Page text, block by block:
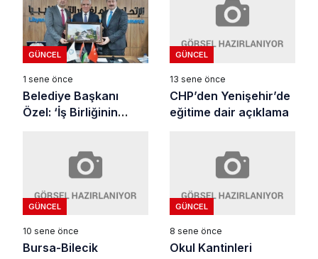
GÜNCEL
1 sene önce
Belediye Başkanı
Özel: ‘İş Birliğinin
GÜNCEL
13 sene önce
CHP’den Yenişehir’de
eğitime dair açıklama
GÜNCEL
10 sene önce
Bursa-Bilecik
GÜNCEL
8 sene önce
Okul Kantinleri